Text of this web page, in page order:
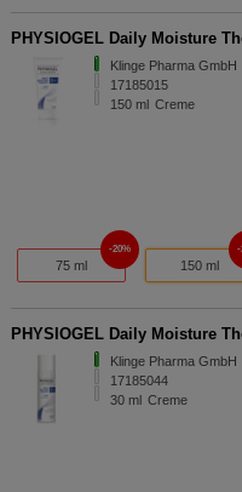
PHYSIOGEL Daily Moisture
Klinge Pharma GmbH
17185015
150 ml Creme
75 ml
20%
150 ml
PHYSIOGEL Daily Moisture
Klinge Pharma GmbH
17185044
30 ml Creme